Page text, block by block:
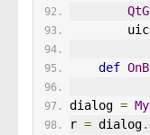
        uic
def
dialog =
r = dialog.